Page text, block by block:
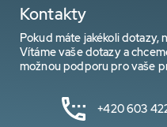
Kontakty
Pokud máte jakékoli dotazy,
Vítáme vaše dotazy a
možnou podporu pro vaše
+420 603